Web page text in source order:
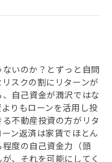
いのか？とずっと自問
スクの割にリターンが
自己資金が潤沢ではな
りもローンを活用し投
不動産投資の方がリタ
ン返済は家賃でほとん
度の自己資金力（頭
、それを可能にしてく